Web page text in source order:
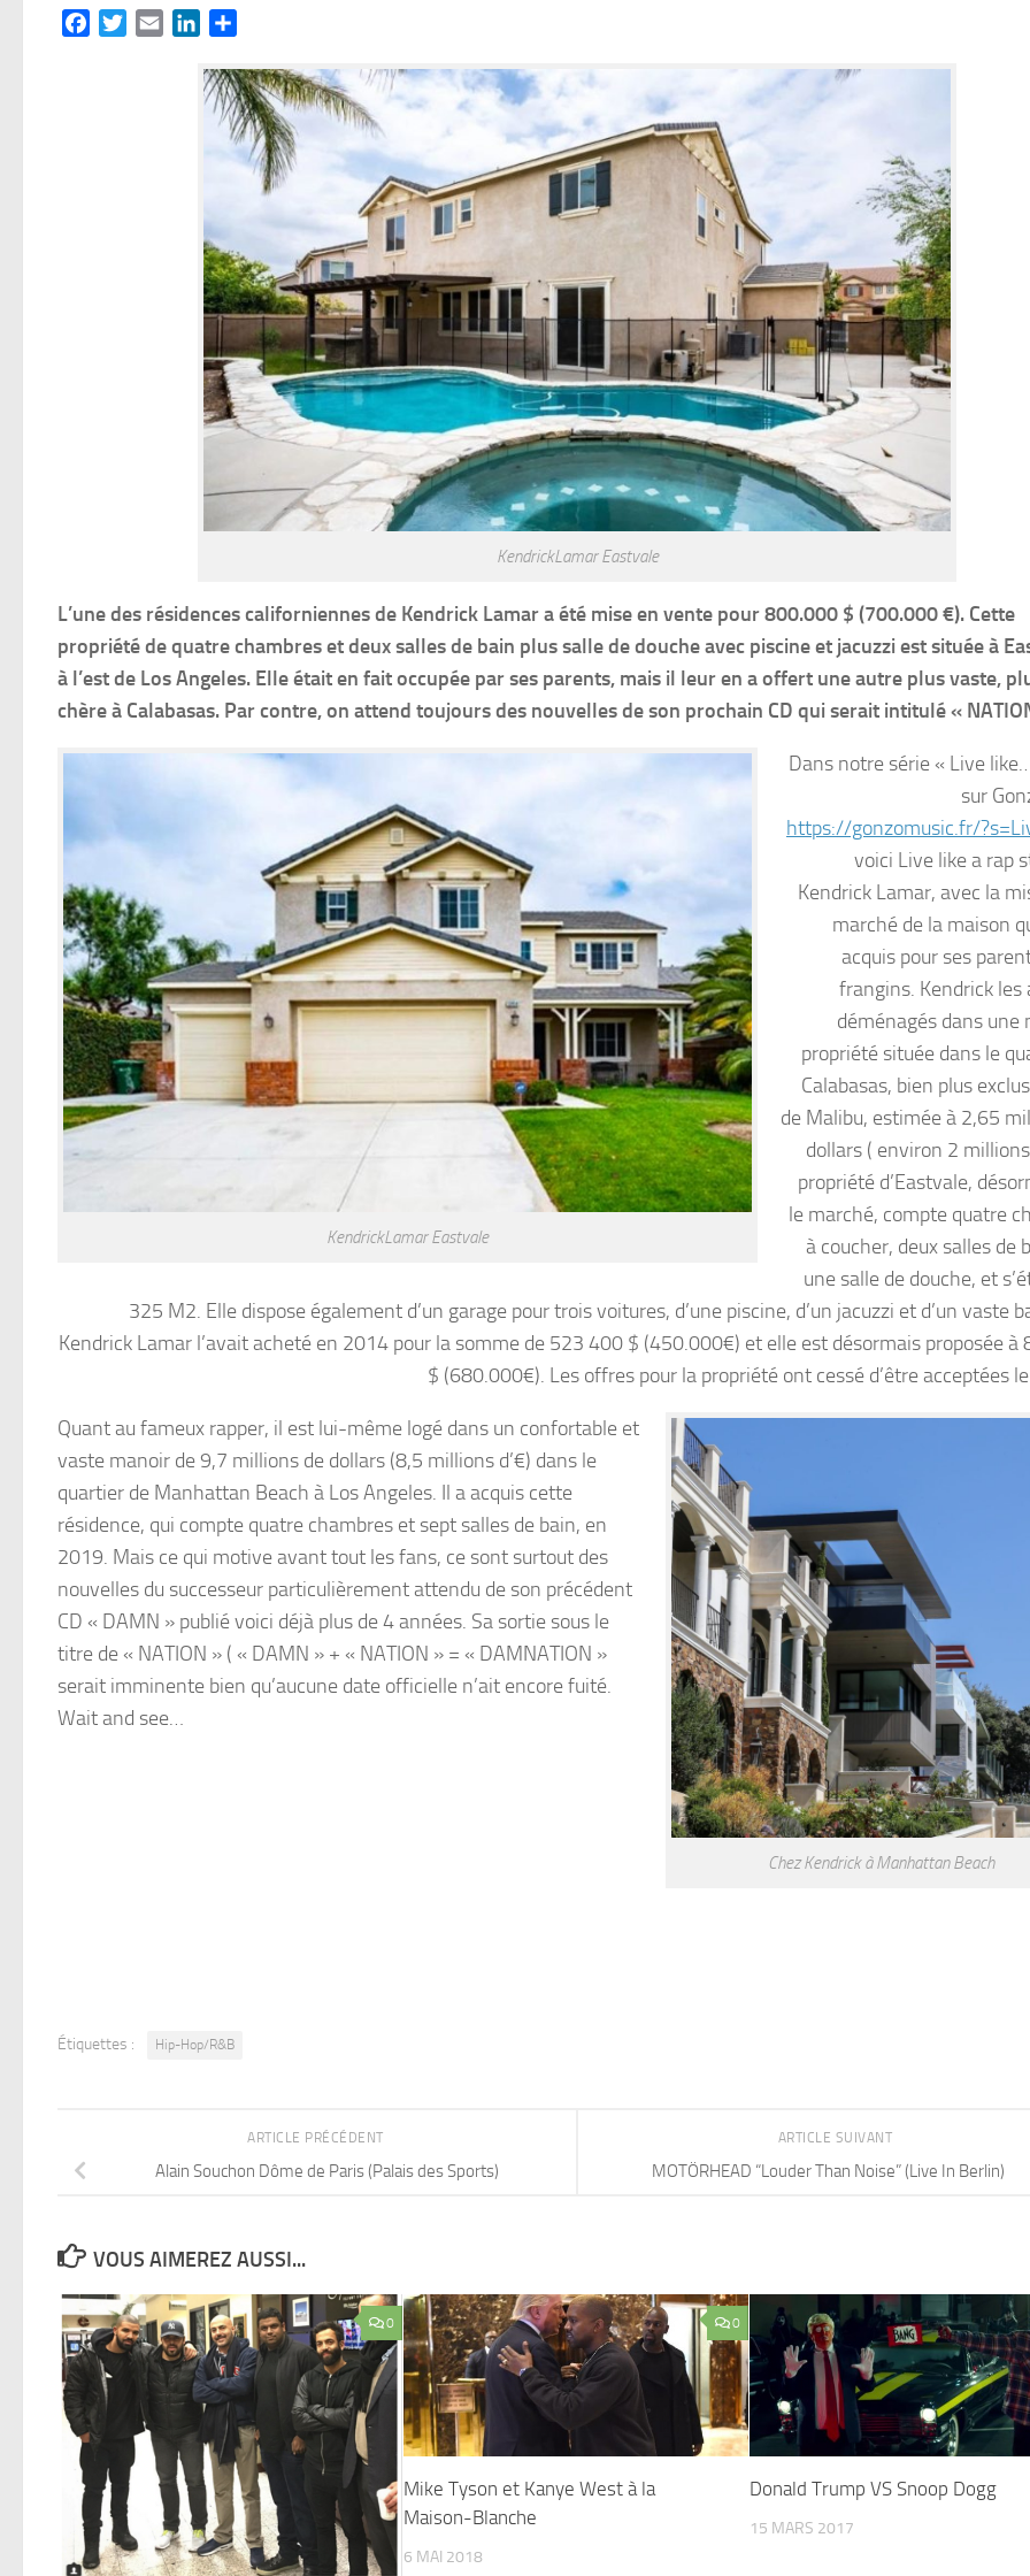
FacebookTwitterEmail LinkedIn
KendrickLamar Eastvale
L’une des résidences californiennes de Kendrick Lamar a été mise en vente pour 800.000 $ (700.000 €). Cette
propriété de quatre chambres et deux salles de bain plus salle de douche avec piscine et jacuzzi est située à
à l’est de Los Angeles. Elle était en fait occupée par ses parents, mais il leur en a offert une autre plus vaste,
chère à Calabasas. Par contre, on attend toujours des nouvelles de son prochain CD qui serait intitulé «
KendrickLamar Eastvale
Dans notre série « Live
sur
https://gonzomusic.fr/
voici Live like a rap
Kendrick Lamar, avec la
marché de la maison
acquis pour ses
frangins. Kendrick les
déménagés dans une
propriété située dans le
Calabasas, bien plus
de Malibu, estimée à 2,65
dollars ( environ 2 millions
propriété d’Eastvale,
le marché, compte quatre
à coucher, deux salles de
une salle de douche, et
325 M2. Elle dispose également d’un garage pour trois voitures, d’une piscine, d’un jacuzzi et d’un vaste
Kendrick Lamar l’avait acheté en 2014 pour la somme de 523 400 $ (450.000€) et elle est désormais proposée à
$ (680.000€). Les offres pour la propriété ont cessé d’être acceptées
Chez Kendrick à Manhattan Beach
Quant au fameux rapper, il est lui-même logé dans un confortable et
vaste manoir de 9,7 millions de dollars (8,5 millions d’€) dans le
quartier de Manhattan Beach à Los Angeles. Il a acquis cette
résidence, qui compte quatre chambres et sept salles de bain, en
2019. Mais ce qui motive avant tout les fans, ce sont surtout des
nouvelles du successeur particulièrement attendu de son précédent
CD « DAMN » publié voici déjà plus de 4 années. Sa sortie sous le
titre de « NATION » ( « DAMN » + « NATION » = « DAMNATION »
serait imminente bien qu’aucune date officielle n’ait encore fuité.
Wait and see…
Étiquettes : Hip-Hop/R&B
ARTICLE SUIVANT
MOTÖRHEAD “Louder Than Noise” (Live In Berlin)
ARTICLE PRÉCÉDENT
Alain Souchon Dôme de Paris (Palais des Sports)
VOUS AIMEREZ AUSSI...
0 0
Mike Tyson et Kanye West à la
Maison-Blanche
6 MAI 2018
Donald Trump VS Snoop Dogg
15 MARS 2017